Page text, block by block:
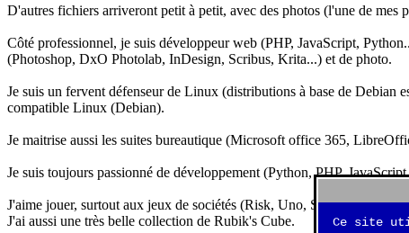
D'autres fichiers arriveront petit à petit, avec des photos (l'une de mes
Côté professionnel, je suis développeur web (PHP, JavaScript,
(Photoshop, DxO Photolab, InDesign, Scribus, Krita...) et de photo.
Je suis un fervent défenseur de Linux (distributions à base de
compatible Linux (Debian).
Je maitrise aussi les suites bureautique (Microsoft office 365,
Je suis toujours passionné de développement (Python, PHP,
J'aime jouer, surtout aux jeux de sociétés (Risk, Uno, Scrabble...),
J'ai aussi une très belle collection de Rubik's Cube.
Ce site